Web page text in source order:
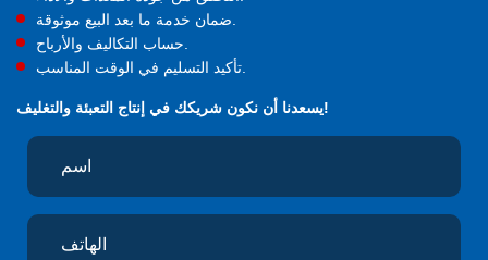
يسعدنا أن نكون شريكك في إنتاج التعبئة والتغليف!